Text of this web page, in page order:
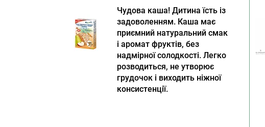
Чудова каша! Дитина їсть із
задоволенням. Каша має
приємний натуральний смак
і аромат фруктів, без
надмірної солодкості. Легко
розводиться, не утворює
грудочок і виходить ніжної
консистенції.